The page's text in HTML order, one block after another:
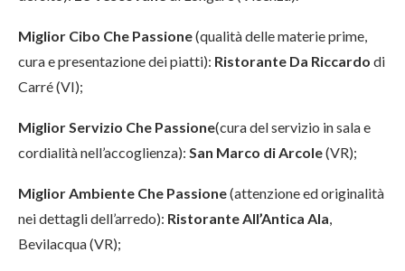
Miglior Cibo Che Passione(qualità delle materie prime,
cura e presentazione dei piatti): Ristorante Da Riccardo di
Carré (VI);
Miglior Servizio Che Passione(cura del servizio in sala e
cordialità nell’accoglienza): San Marco di Arcole(VR);
Miglior Ambiente Che Passione(attenzione ed originalità
nei dettagli dell’arredo): Ristorante All’Antica Ala,
Bevilacqua (VR);